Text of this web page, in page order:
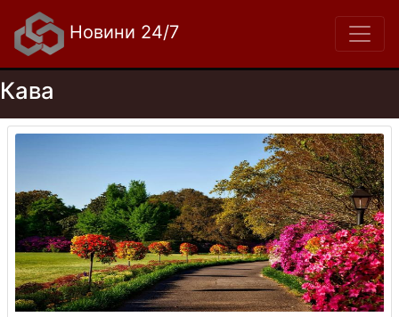
Новини 24/7
Кава